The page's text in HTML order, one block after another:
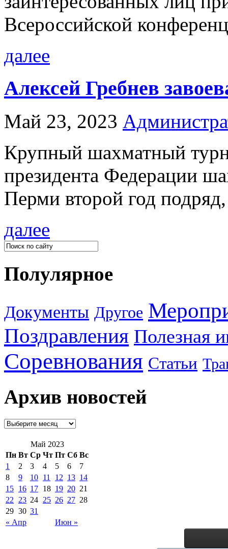
Всероссийской
далее
Алексей Гребнев
Май 23, 2023
Крупный шахматный
президента Федерации
Перми второй год подряд,
далее
Полулярное
Документы Другое
Поздравления Полезная
Соревнования Статьи
Архив новостей
Май 2023
Пн Вт Ср Чт Пт Сб Вс
« Апр Июн »
1 2 3 4 5 6
7
8
9 10 11 12 13 14
15 16 17 18 19 20 21
22
23 24 25 26 27 28
29 30 31